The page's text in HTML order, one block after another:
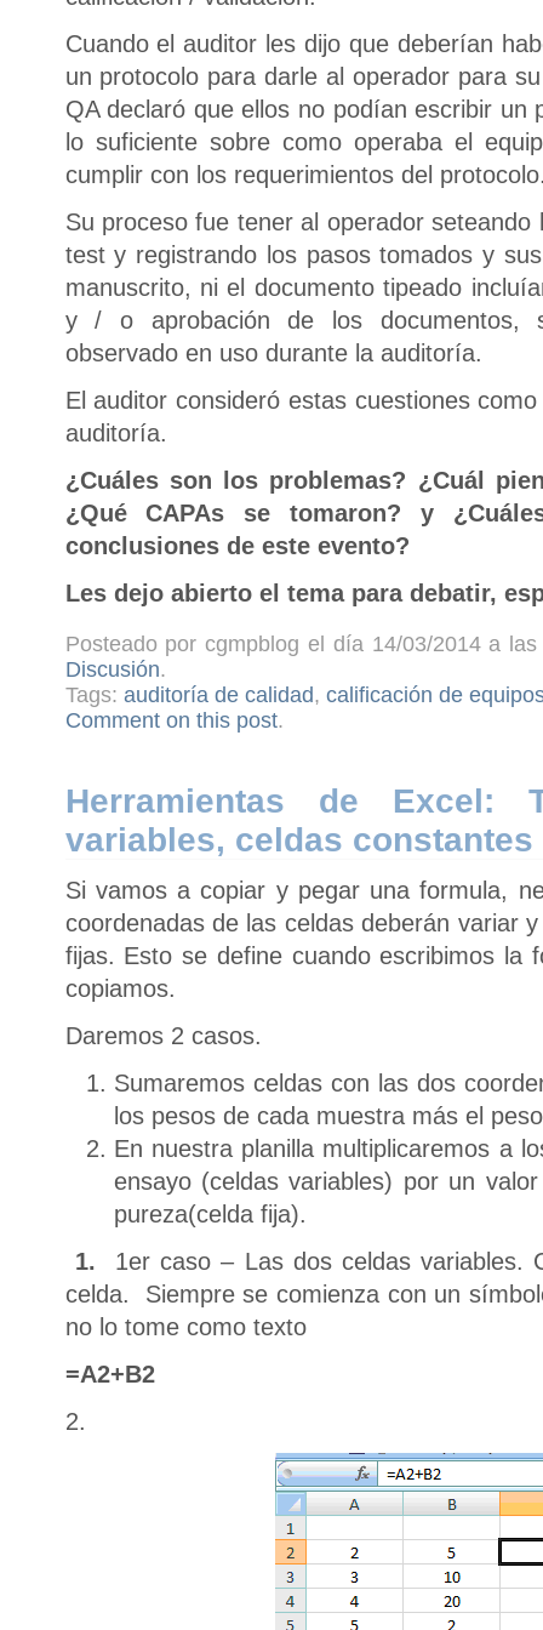
Cuando el auditor les dijo que deberían
un protocolo para darle al operador para
QA declaró que ellos no podían escribir un
lo suficiente sobre como operaba el
cumplir con los requerimientos del
Su proceso fue tener al operador
test y registrando los pasos tomados y
manuscrito, ni el documento tipeado
y / o aprobación de los documentos,
observado en uso durante la auditoría.
El auditor consideró estas cuestiones
auditoría.
¿Cuáles son los problemas? ¿Cuál
¿Qué CAPAs se tomaron? y
conclusiones de este evento?
Les dejo abierto el tema para debatir,
Posteado por cgmpblog el día 14/03/2014 a
Discusión.
Tags: auditoría de calidad, calificación de
Comment on this post.
Herramientas de Excel:
variables, celdas constantes
Si vamos a copiar y pegar una formula,
coordenadas de las celdas deberán variar
fijas. Esto se define cuando escribimos la
copiamos.
Daremos 2 casos.
Sumaremos celdas con las dos
los pesos de cada muestra más el
En nuestra planilla multiplicaremos a
ensayo (celdas variables) por un
pureza(celda fija).
1. 1er caso – Las dos celdas variables.
celda. Siempre se comienza con un
no lo tome como texto
=A2+B2
2.